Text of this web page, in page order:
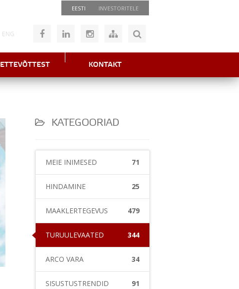
EESTI INVESTORITELE
ENG
ETTEVÕTTEST KONTAKT
KATEGOORIAD
MEIE INIMESED 71
HINDAMINE 25
MAAKLERTEGEVUS 479
TURUÜLEVAATED 344
ARCO VARA 34
SISUSTUSTRENDID 91